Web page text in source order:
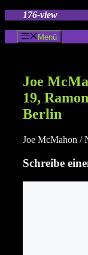
springen
176-view
Menü
Joe
19,
Berlin
Joe McMahon /
Schreibe